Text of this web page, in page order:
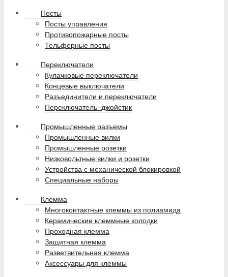
Посты
Посты управления
Противопожарные посты
Тельферные посты
Переключатели
Кулачковые переключатели
Концевые выключатели
Разъединители и переключатели
Переключатель-джойстик
Промышленные разъемы
Промышленные вилки
Промышленные розетки
Низковольтные вилки и розетки
Устройства с механической блокировкой
Специальные наборы
Клемма
Многоконтактные клеммы из полиамида
Керамические клеммные колодки
Проходная клемма
Защитная клемма
Разветвительная клемма
Аксессуары для клеммы